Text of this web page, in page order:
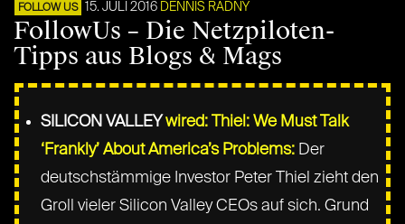
FOLLOW US 15. JULI 2016 DENNIS RADNY
FollowUs – Die Netzpiloten-
Tipps aus Blogs & Mags
SILICON VALLEYwired: Thiel: We Must Talk
‘Frankly’ About America’s Problems: Der
deutschstämmige Investor Peter Thiel zieht den
Groll vieler Silicon Valley CEOs auf sich. Grund